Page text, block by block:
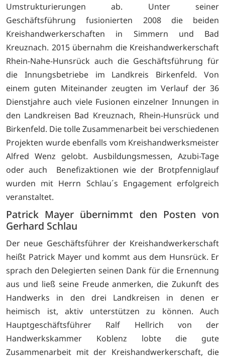
Umstrukturierungen ab. Unter seiner
Geschäftsführung fusionierten 2008 die beiden
Kreishandwerkerschaften in Simmern und Bad
Kreuznach. 2015 übernahm die Kreishandwerkerschaft
Rhein-Nahe-Hunsrück auch die Geschäftsführung für
die Innungsbetriebe im Landkreis Birkenfeld. Von
einem guten Miteinander zeugten im Verlauf der 36
Dienstjahre auch viele Fusionen einzelner Innungen in
den Landkreisen Bad Kreuznach, Rhein-Hunsrück und
Birkenfeld. Die tolle Zusammenarbeit bei verschiedenen
Projekten wurde ebenfalls vom Kreishandwerksmeister
Alfred Wenz gelobt. Ausbildungsmessen, Azubi-Tage
oder auch Benefizaktionen wie der Brotpfenniglauf
wurden mit Herrn Schlau´s Engagement erfolgreich
veranstaltet.
Patrick Mayer übernimmt den Posten von
Gerhard Schlau
Der neue Geschäftsführer der Kreishandwerkerschaft
heißt Patrick Mayer und kommt aus dem Hunsrück. Er
sprach den Delegierten seinen Dank für die Ernennung
aus und ließ seine Freude anmerken, die Zukunft des
Handwerks in den drei Landkreisen in denen er
heimisch ist, aktiv unterstützen zu können. Auch
Hauptgeschäftsführer Ralf Hellrich von der
Handwerkskammer Koblenz lobte die gute
Zusammenarbeit mit der Kreishandwerkerschaft, die